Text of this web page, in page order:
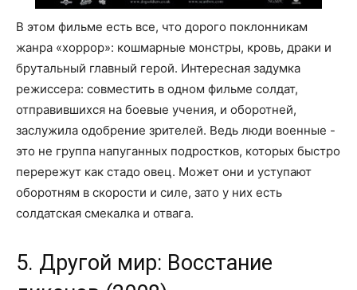
В этом фильме есть все, что дорого поклонникам
жанра «хоррор»: кошмарные монстры, кровь, драки и
брутальный главный герой. Интересная задумка
режиссера: совместить в одном фильме солдат,
отправившихся на боевые учения, и оборотней,
заслужила одобрение зрителей. Ведь люди военные -
это не группа напуганных подростков, которых быстро
перережут как стадо овец. Может они и уступают
оборотням в скорости и силе, зато у них есть
солдатская смекалка и отвага.
5. Другой мир: Восстание